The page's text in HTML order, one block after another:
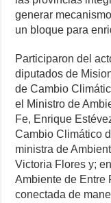
generar
un bloque para
Participaron del
diputados de
de Cambio
el Ministro de
Fe, Enrique
Cambio Climático
ministra de
Victoria Flores y;
Ambiente de Entre
conectada de